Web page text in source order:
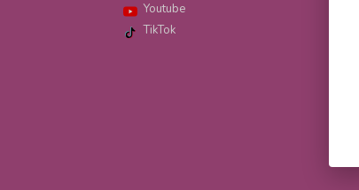
Youtube
TikTok